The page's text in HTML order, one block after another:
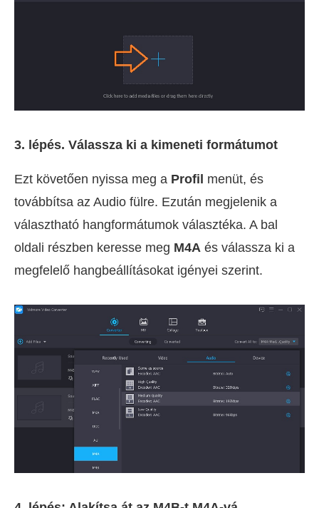
3. lépés. Válassza ki a kimeneti formátumot
Ezt követően nyissa meg a Profil menüt, és
továbbítsa az Audio fülre. Ezután megjelenik a
választható hangformátumok választéka. A bal
oldali részben keresse meg M4A és válassza ki a
megfelelő hangbeállításokat igényei szerint.